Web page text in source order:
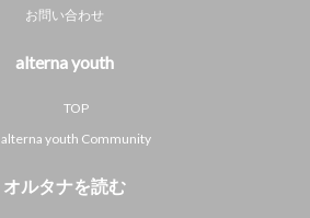
お問い合わせ
alterna youth
TOP
alterna youth Community
オルタナを読む